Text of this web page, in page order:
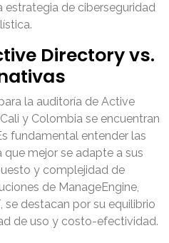
estrategia de ciberseguridad
Directory vs.
la auditoría de Active
y Colombia se encuentran
fundamental entender las
que mejor se adapte a sus
y complejidad de
de ManageEngine,
se destacan por su equilibrio
de uso y costo-efectividad.